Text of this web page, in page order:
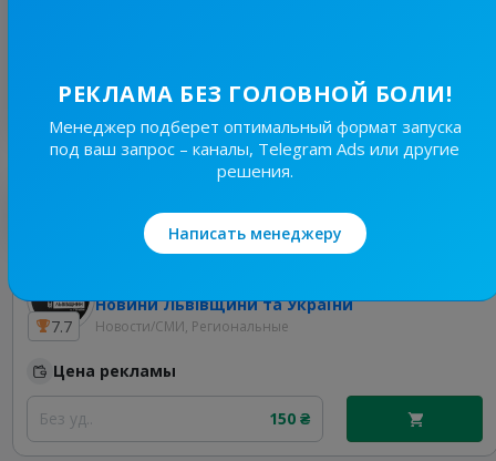
Показать ответ владельца
7.7
Новини Львівщини та України
Новости/СМИ, Региональные
Цена рекламы
Без уд.. 150 ₴
РЕКЛАМА БЕЗ ГОЛОВНОЙ БОЛИ!
Менеджер подберет оптимальный формат запуска
под ваш запрос – каналы, Telegram Ads или другие
решения.
Написать менеджеру